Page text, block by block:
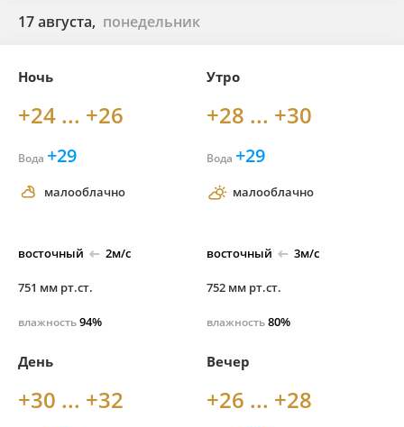
17 августа, понедельник
Ночь
+24 ... +26
Вода +29
малооблачно
восточный 2м/с
751 мм рт.ст.
влажность94%
Утро
+28 ... +30
Вода +29
малооблачно
восточный 3м/с
752 мм рт.ст.
влажность80%
День
+30 ... +32
Вечер
+26 ... +28